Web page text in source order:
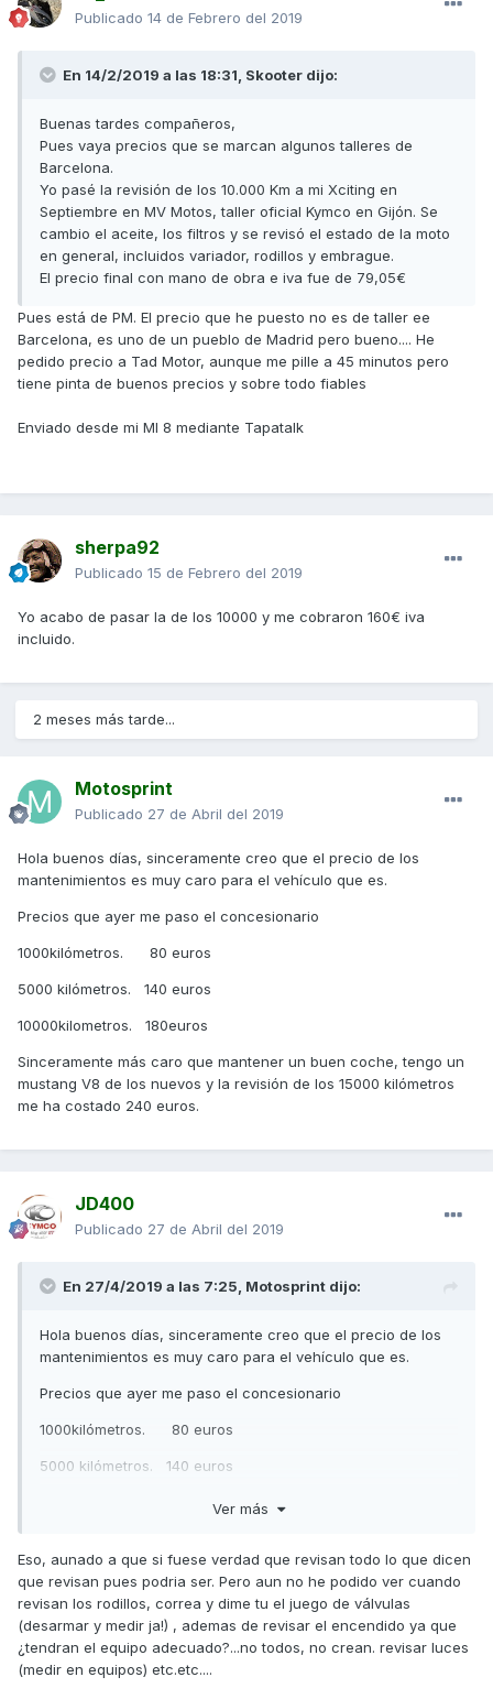
Publicado 14 de Febrero del 2019
En 14/2/2019 a las 18:31, Skooter dijo:
Buenas tardes compañeros,
Pues vaya precios que se marcan algunos talleres de
Barcelona.
Yo pasé la revisión de los 10.000 Km a mi Xciting en
Septiembre en MV Motos, taller oficial Kymco en Gijón. Se
cambio el aceite, los filtros y se revisó el estado de la moto
en general, incluidos variador, rodillos y embrague.
El precio final con mano de obra e iva fue de 79,05€
Pues está de PM. El precio que he puesto no es de taller ee
Barcelona, es uno de un pueblo de Madrid pero bueno.... He
pedido precio a Tad Motor, aunque me pille a 45 minutos pero
tiene pinta de buenos precios y sobre todo fiables
Enviado desde mi MI 8 mediante Tapatalk
sherpa92
Publicado 15 de Febrero del 2019
Yo acabo de pasar la de los 10000 y me cobraron 160€ iva
incluido.
2 meses más tarde...
Motosprint
Publicado 27 de Abril del 2019
Hola buenos días, sinceramente creo que el precio de los
mantenimientos es muy caro para el vehículo que es.
Precios que ayer me paso el concesionario
1000kilómetros. 80 euros
5000 kilómetros. 140 euros
10000kilometros. 180euros
Sinceramente más caro que mantener un buen coche, tengo un
mustang V8 de los nuevos y la revisión de los 15000 kilómetros
me ha costado 240 euros.
JD400
Publicado 27 de Abril del 2019
En 27/4/2019 a las 7:25, Motosprint dijo:
Hola buenos días, sinceramente creo que el precio de los
mantenimientos es muy caro para el vehículo que es.
Precios que ayer me paso el concesionario
1000kilómetros. 80 euros
5000 kilómetros. 140 euros
10000kilometros. 180euros
tengo un mustang V8 de los nuevos y la revisión de los
15000 kilómetros me ha costado 240 euros.
Ver más
Eso, aunado a que si fuese verdad que revisan todo lo que dicen
que revisan pues podria ser. Pero aun no he podido ver cuando
revisan los rodillos, correa y dime tu el juego de válvulas
(desarmar y medir ja!) , ademas de revisar el encendido ya que
¿tendran el equipo adecuado?...no todos, no crean. revisar luces
(medir en equipos) etc.etc....